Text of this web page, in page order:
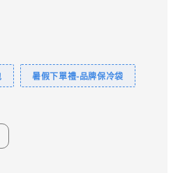
暑假下單禮-品牌保冷袋